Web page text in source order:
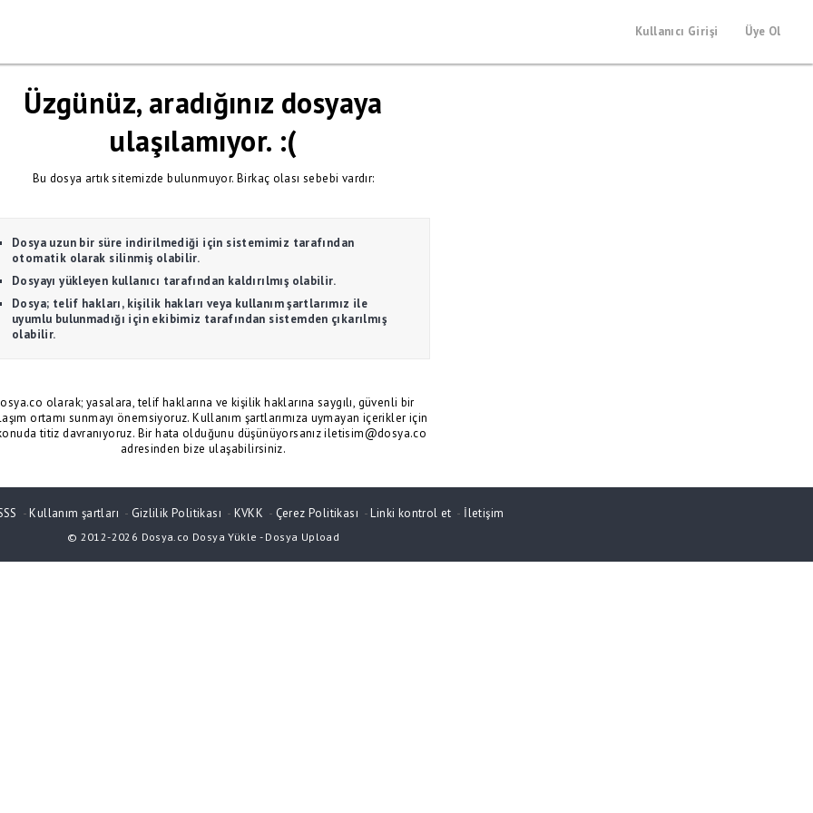
Kullanıcı Girişi Üye Ol
Üzgünüz, aradığınız dosyaya
ulaşılamıyor. :(
Bu dosya artık sitemizde bulunmuyor. Birkaç olası sebebi vardır:
Dosya uzun bir süre indirilmediği için sistemimiz tarafından
otomatik olarak silinmiş olabilir.
Dosyayı yükleyen kullanıcı tarafından kaldırılmış olabilir.
Dosya; telif hakları, kişilik hakları veya kullanım şartlarımız ile
uyumlu bulunmadığı için ekibimiz tarafından sistemden çıkarılmış
olabilir.
olarak; yasalara, telif haklarına ve kişilik haklarına saygılı, güvenli bir
ortamı sunmayı önemsiyoruz. Kullanım şartlarımıza uymayan içerikler için
titiz davranıyoruz. Bir hata olduğunu düşünüyorsanız iletisim@dosya.co
adresinden bize ulaşabilirsiniz.
-Kullanım şartları - Gizlilik Politikası - KVKK - Çerez Politikası -Linki kontrol et - İletişim
© 2012-2026 Dosya.co Dosya Yükle - Dosya Upload